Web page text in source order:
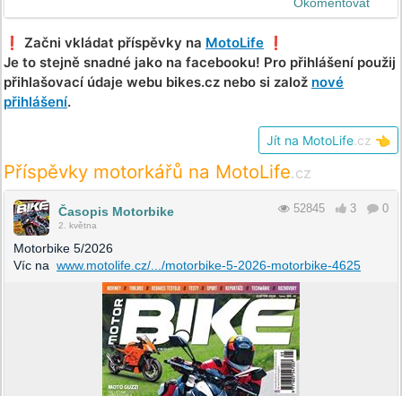
Okomentovat
❗️ Začni vkládat příspěvky na MotoLife ❗️
Je to stejně snadné jako na facebooku! Pro přihlášení použij
přihlašovací údaje webu bikes.cz nebo si založ nové
přihlášení.
Jít na MotoLife .cz 👈
Příspěvky motorkářů na MotoLife.cz
Časopis Motorbike
2. května
52845 3 0
Motorbike 5/2026
Víc na www.motolife.cz/.../motorbike-5-2026-motorbike-4625